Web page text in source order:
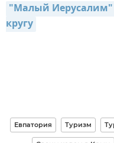
"Малый Иерусалим"
кругу
Евпатория Туризм